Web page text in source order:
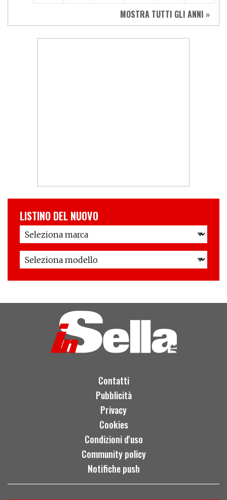
MOSTRA TUTTI GLI ANNI »
LISTINO DEL NUOVO
Contatti
Pubblicità
Privacy
Cookies
Condizioni d'uso
Community policy
Notifiche push